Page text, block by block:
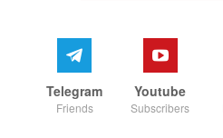
Youtube
Subscribers
Telegram
Friends